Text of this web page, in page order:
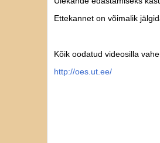
Ettekannet on võimalik
Kõik oodatud videosilla
http://oes.ut.ee/